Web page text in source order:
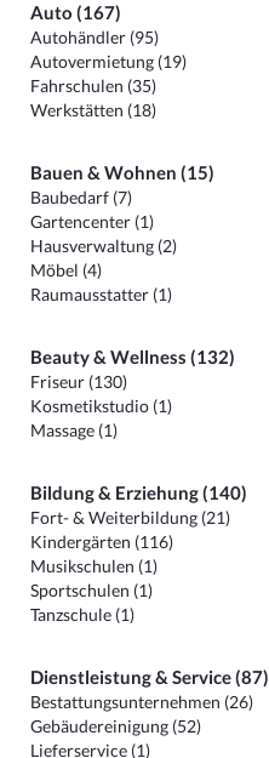
Auto (167)
Autohändler (95)
Autovermietung (19)
Fahrschulen (35)
Werkstätten (18)
Bauen & Wohnen (15)
Baubedarf (7)
Gartencenter (1)
Hausverwaltung (2)
Möbel (4)
Raumausstatter (1)
Beauty & Wellness (132)
Friseur (130)
Kosmetikstudio (1)
Massage (1)
Bildung & Erziehung (140)
Fort- & Weiterbildung (21)
Kindergärten (116)
Musikschulen (1)
Sportschulen (1)
Tanzschule (1)
Dienstleistung & Service (87)
Bestattungsunternehmen (26)
Gebäudereinigung (52)
Lieferservice (1)